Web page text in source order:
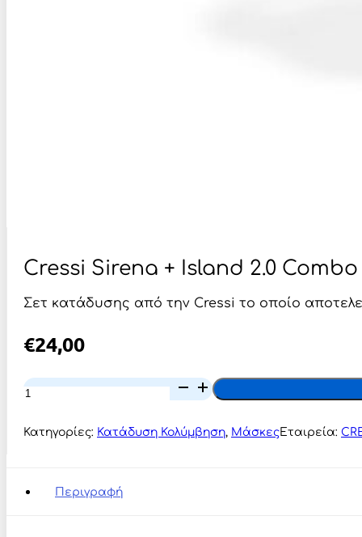
Cressi Sirena + Island 2.0
Σετ κατάδυσης από την Cressi το οποίο
€24,00
Cressi
Sirena
Island
Κατηγορίες: Κατάδυση Κολύμβηση, ΜάσκεςΕταιρεία:
Περιγραφή